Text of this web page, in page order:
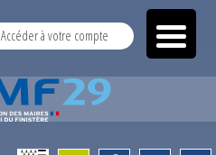
Accéder à votre compte